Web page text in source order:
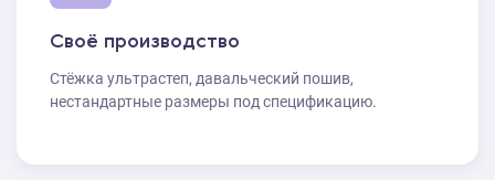
Своё производство
Стёжка ультрастеп, давальческий пошив,
нестандартные размеры под спецификацию.